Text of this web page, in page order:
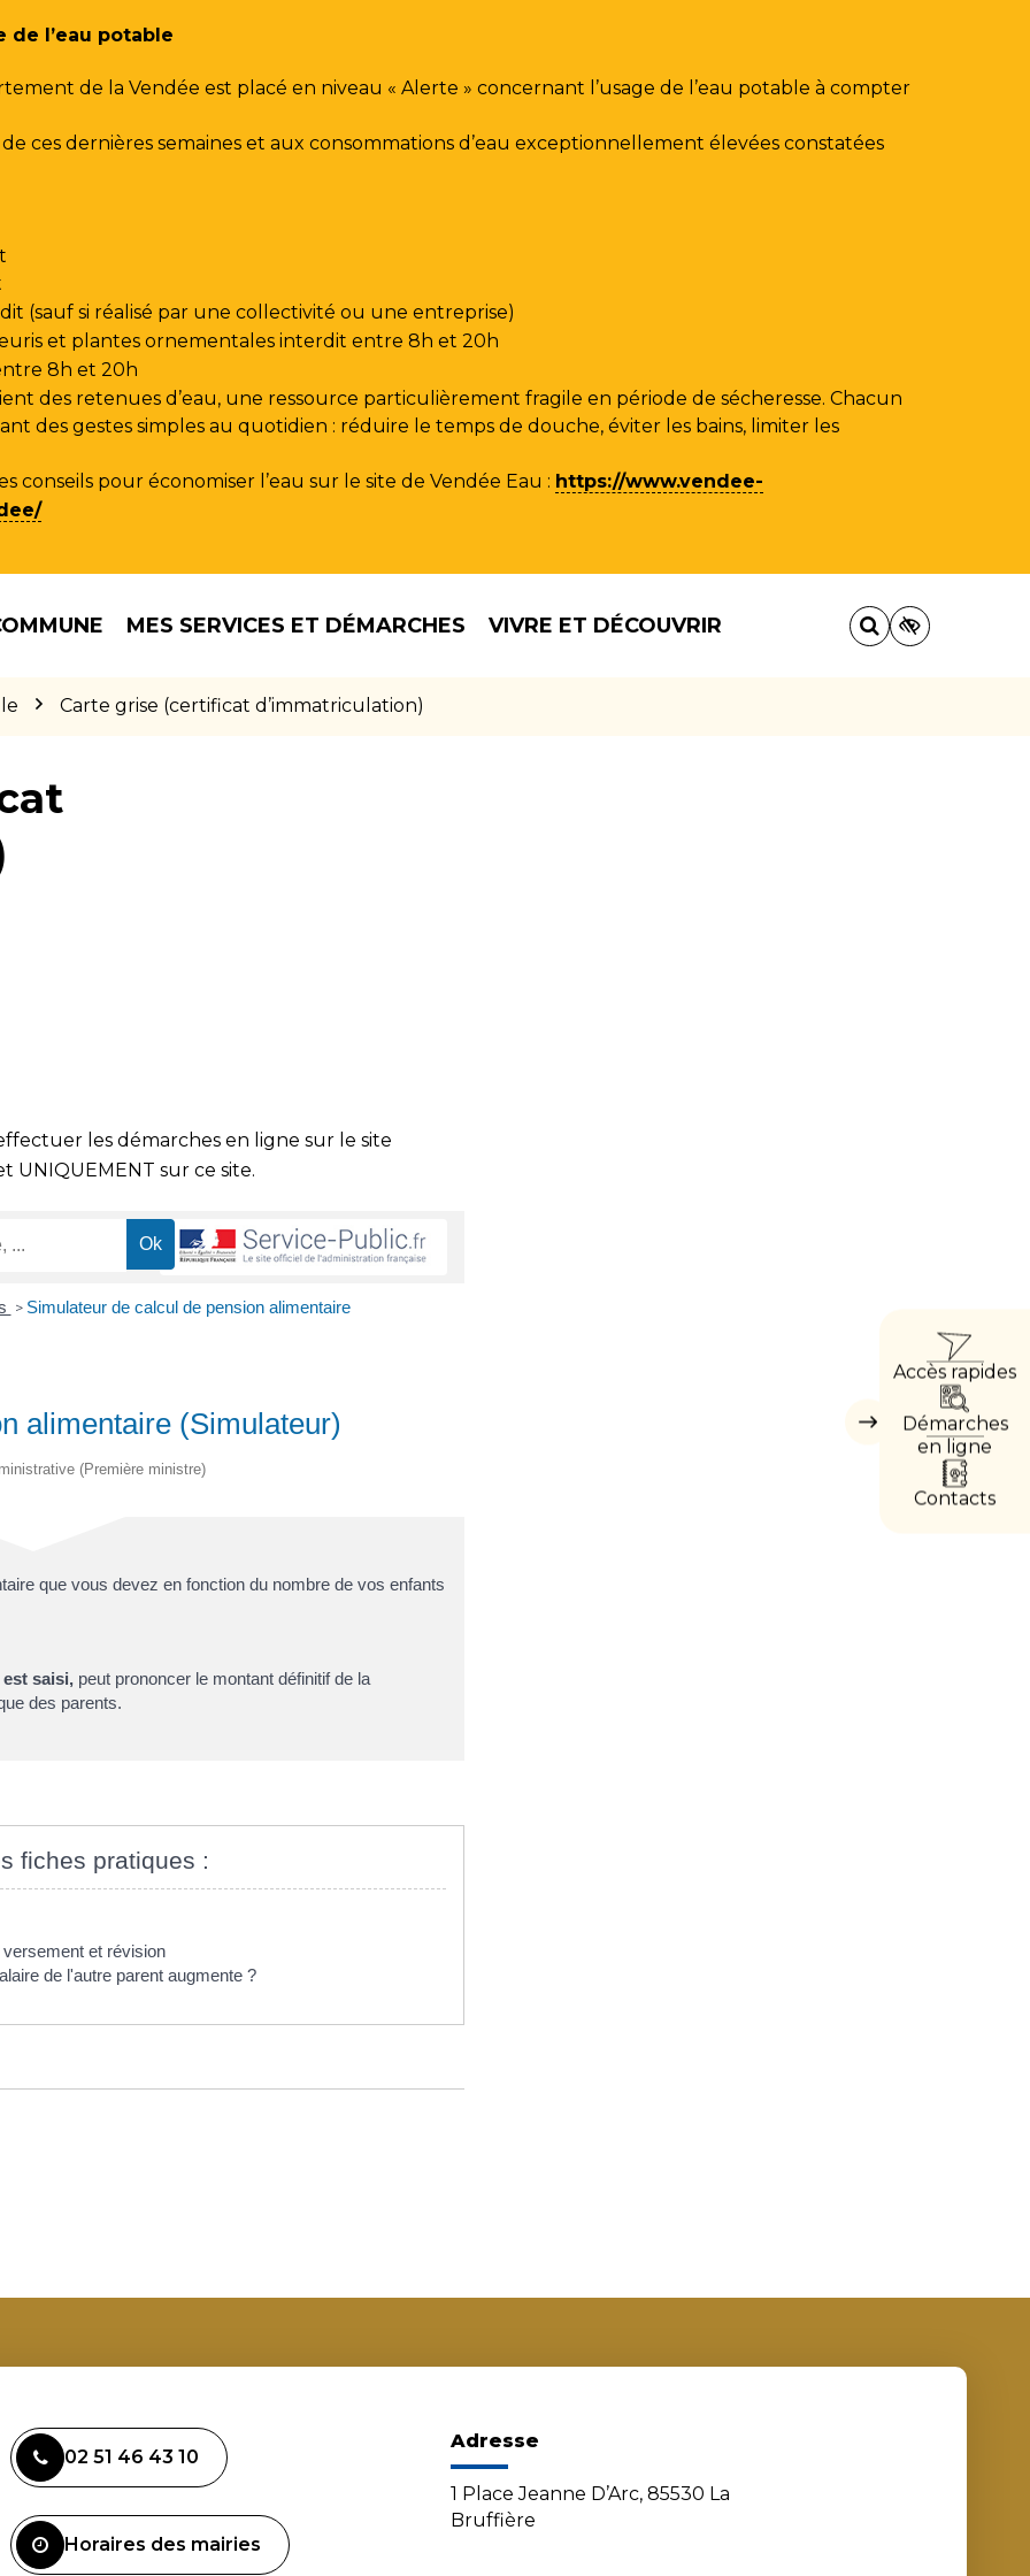
de l’eau potable
de la Vendée est placé en niveau « Alerte » concernant l’usage de l’eau potable à compter
ces dernières semaines et aux consommations d’eau exceptionnellement élevées constatées
(sauf si réalisé par une collectivité ou une entreprise)
et plantes ornementales interdit entre 8h et 20h
8h et 20h
des retenues d’eau, une ressource particulièrement fragile en période de sécheresse. Chacun
des gestes simples au quotidien : réduire le temps de douche, éviter les bains, limiter les
conseils pour économiser l’eau sur le site de Vendée Eau : https://www.vendee-
MES SERVICES ET DÉMARCHES VIVRE ET DÉCOUVRIR
Carte grise (certificat d’immatriculation)
Masquer
Accès rapides
Démarches
en ligne
Contacts
les démarches en ligne sur le site
UNIQUEMENT sur ce site.
> Simulateur de calcul de pension alimentaire
alimentaire (Simulateur)
(Première ministre)
que vous devez en fonction du nombre de vos enfants
saisi, peut prononcer le montant définitif de la
des parents.
fiches pratiques :
et révision
de l'autre parent augmente ?
02 51 46 43 10
Horaires des mairies
Adresse
1 Place Jeanne D’Arc, 85530 La
Bruffière